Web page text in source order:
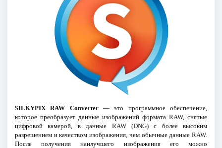
SILKYPIX RAW Converter— это программное обеспечение,
которое преобразует данные изображений формата RAW, снятые
цифровой камерой, в данные RAW (DNG) с более высоким
разрешением и качеством изображения, чем обычные данные RAW.
После получения наилучшего изображения его можно